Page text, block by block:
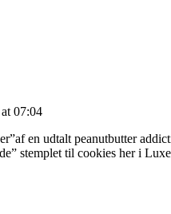
07:04
en udtalt peanutbutter
stemplet til cookies her i